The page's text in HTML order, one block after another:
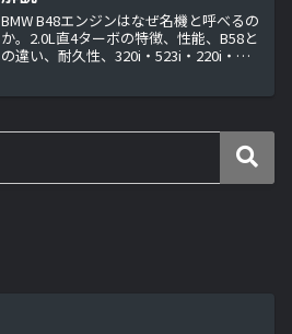
BMW B48エンジンはなぜ名機と呼べるの
か。2.0L直4ターボの特徴、性能、B58と
の違い、耐久性、320i・523i・220i・